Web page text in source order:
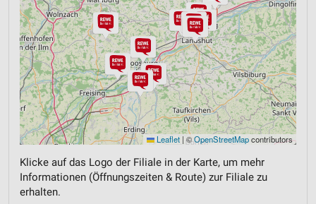
Leaflet | ©OpenStreetMapcontributors
Klicke auf das Logo der Filiale in der Karte, um mehr
Informationen (Öffnungszeiten & Route) zur Filiale zu
erhalten.